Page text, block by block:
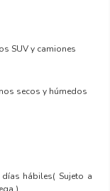
SUV y camiones
secos y húmedos
hábiles( Sujeto a
)